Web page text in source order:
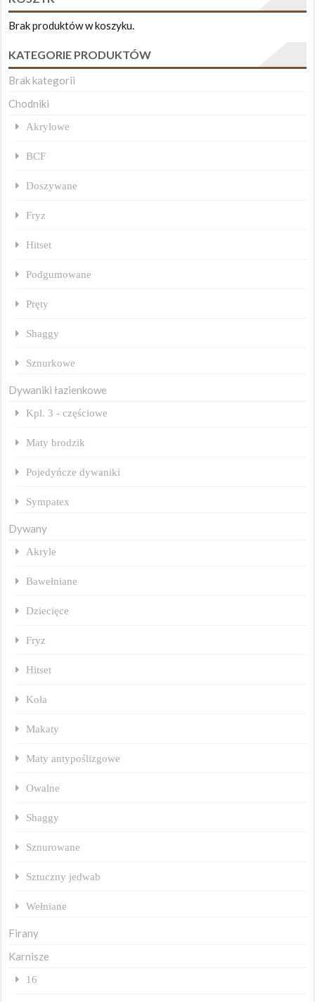
Brak produktów w koszyku.
KATEGORIE PRODUKTÓW
Brak kategorii
Chodniki
Akrylowe
BCF
Doszywane
Fryz
Hitset
Podgumowane
Pręty
Shaggy
Sznurkowe
Dywaniki łazienkowe
Kpl. 3 - częściowe
Maty brodzik
Pojedyńcze dywaniki
Sympatex
Dywany
Akryle
Bawełniane
Dziecięce
Fryz
Hitset
Koła
Makaty
Maty antypoślizgowe
Owalne
Shaggy
Sznurowane
Sztuczny jedwab
Wełniane
Firany
Karnisze
16